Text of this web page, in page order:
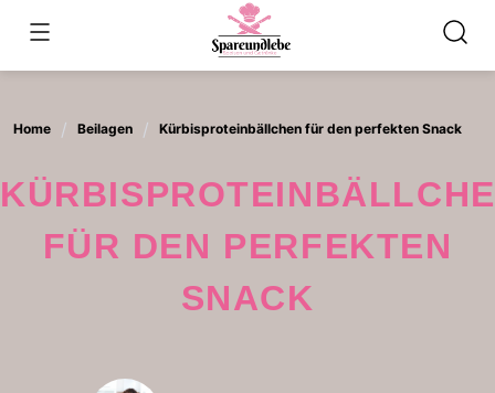
content
Home Beilagen Kürbisproteinbällchen für den perfekten Snack
KÜRBISPROTEINBÄLLCHEN
FÜR DEN PERFEKTEN
SNACK